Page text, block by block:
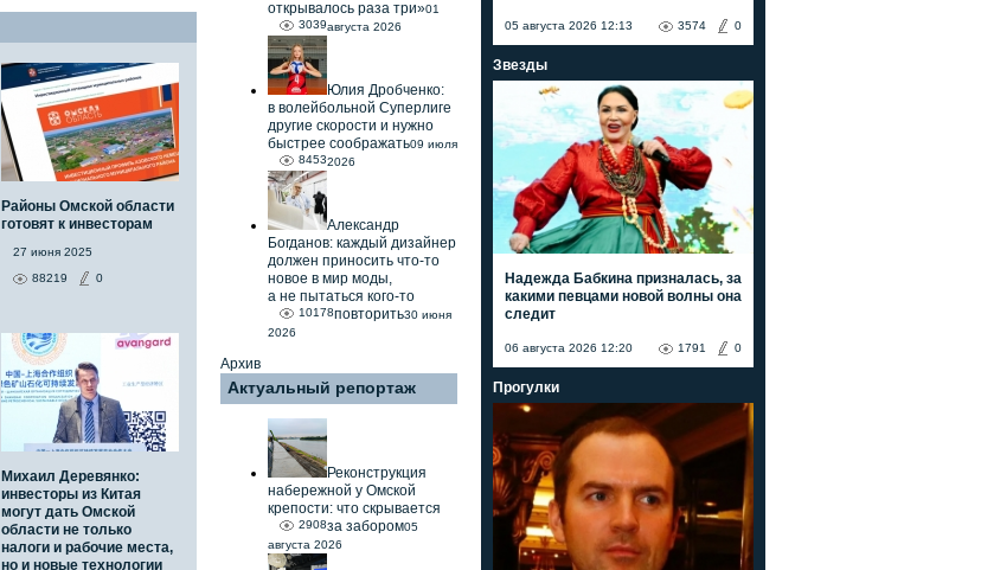
Районы Омской области
готовят к инвесторам
27 июня 2025
88219
0
Михаил Деревянко:
инвесторы из Китая
могут дать Омской
области не только
налоги и рабочие места,
но и новые технологии
открывалось раза три»
3039
01
августа 2026
Юлия Дробченко:
в волейбольной Суперлиге
другие скорости и нужно
быстрее соображать
8453
09 июля
2026
Александр
Богданов: каждый дизайнер
должен приносить что-то
новое в мир моды,
а не пытаться кого-то
повторить
10178
30 июня
2026
Архив
Актуальный репортаж
Реконструкция
набережной у Омской
крепости: что скрывается
за забором
2908
05
августа 2026
05 августа 2026 12:13 0
3574
Звезды
Надежда Бабкина призналась, за
какими певцами новой волны она
следит
06 августа 2026 12:20 0
1791
Прогулки